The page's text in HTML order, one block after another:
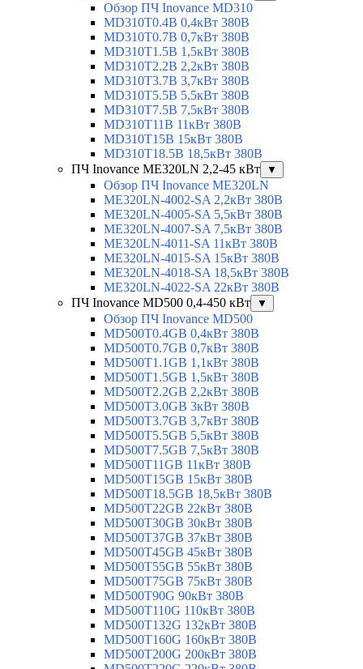
Обзор ПЧ Inovance MD310
MD310T0.4B 0,4кВт 380В
MD310T0.7B 0,7кВт 380В
MD310T1.5B 1,5кВт 380В
MD310T2.2B 2,2кВт 380В
MD310T3.7B 3,7кВт 380В
MD310T5.5B 5,5кВт 380В
MD310T7.5B 7,5кВт 380В
MD310T11B 11кВт 380В
MD310T15B 15кВт 380В
MD310T18.5B 18,5кВт 380В
ПЧ Inovance ME320LN 2,2-45 кВт
▼
Обзор ПЧ Inovance ME320LN
ME320LN-4002-SA 2,2кВт 380В
ME320LN-4005-SA 5,5кВт 380В
ME320LN-4007-SA 7,5кВт 380В
ME320LN-4011-SA 11кВт 380В
ME320LN-4015-SA 15кВт 380В
ME320LN-4018-SA 18,5кВт 380В
ME320LN-4022-SA 22кВт 380В
ПЧ Inovance MD500 0,4-450 кВт
▼
Обзор ПЧ Inovance MD500
MD500T0.4GB 0,4кВт 380В
MD500T0.7GB 0,7кВт 380В
MD500T1.1GB 1,1кВт 380В
MD500T1.5GB 1,5кВт 380В
MD500T2.2GB 2,2кВт 380В
MD500T3.0GB 3кВт 380В
MD500T3.7GB 3,7кВт 380В
MD500T5.5GB 5,5кВт 380В
MD500T7.5GB 7,5кВт 380В
MD500T11GB 11кВт 380В
MD500T15GB 15кВт 380В
MD500T18.5GB 18,5кВт 380В
MD500T22GB 22кВт 380В
MD500T30GB 30кВт 380В
MD500T37GB 37кВт 380В
MD500T45GB 45кВт 380В
MD500T55GB 55кВт 380В
MD500T75GB 75кВт 380В
MD500T90G 90кВт 380В
MD500T110G 110кВт 380В
MD500T132G 132кВт 380В
MD500T160G 160кВт 380В
MD500T200G 200кВт 380В